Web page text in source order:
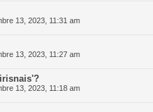
13, 2023, 11:31 am
13, 2023, 11:27 am
13, 2023, 11:18 am